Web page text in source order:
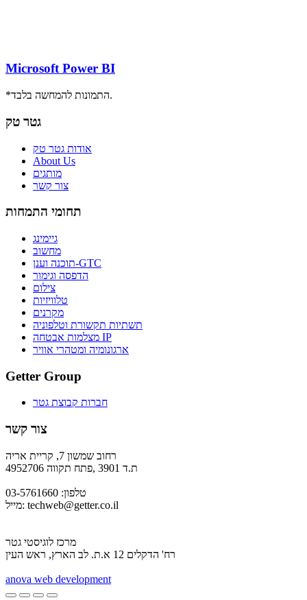
Microsoft Power BI
*התמונות להמחשה בלבד.
גטר טק
אודות גטר טק
About Us
מותגים
צור קשר
תחומי התמחות
גיימינג
מחשוב
תוכנה וענן-GTC
הדפסה וגימור
צילום
טלוויזיות
מקרנים
תשתיות תקשורת וטלפוניה
מצלמות אבטחה IP
ארגונומיה ומטהרי אוויר
Getter Group
חברות קבוצת גטר
צור קשר
רחוב שמשון 7, קריית אריה
ת.ד 3901 ,פתח תקווה 4952706
טלפון: 03-5761660
מייל: techweb@getter.co.il
מרכז לוגיסטי גטר
רח' הדקלים 12 א.ת. לב הארץ, ראש העין
anova web development